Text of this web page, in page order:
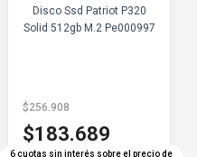
Disco Ssd Patriot P320
Solid 512gb M.2 Pe000997
6 cuotas sin interés sobre el precio de
$256.908
$183.689